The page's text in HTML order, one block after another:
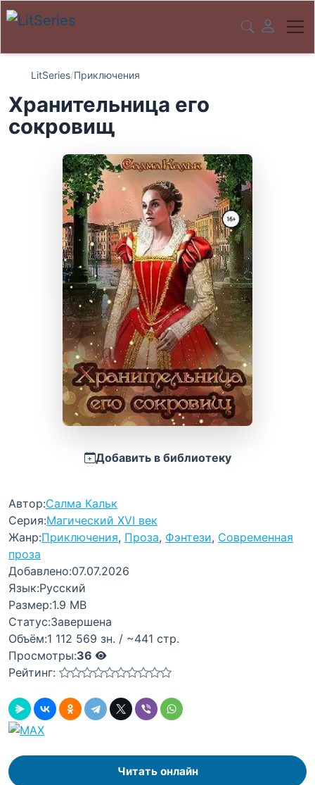
LitSeries/Приключения
Хранительница его
сокровищ
Добавить в библиотеку
Автор:Салма Кальк
Серия:Магический XVI век
Жанр:Приключения, Проза, Фэнтези, Современная
проза
Добавлено:07.07.2026
Язык:Русский
Размер:1.9 MB
Статус:Завершена
Объём:1 112 569 зн. / ~441 стр.
Просмотры:36
Рейтинг:
Читать онлайн